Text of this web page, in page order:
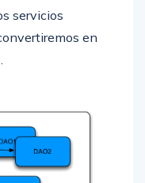
servicios
en